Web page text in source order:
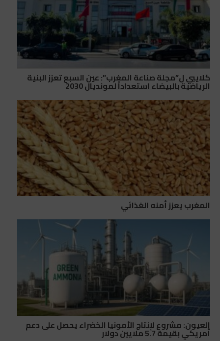
كلايبي ل”مجلة صناعة المغرب”: عين السبع تعزز البنية
الرياضية بالبيضاء استعداداً لمونديال 2030
المغرب يعزز أمنه الغذائي
العيون: مشروع لإنتاج الأمونيا الخضراء يحصل على دعم
أمريكي بقيمة 5.7 ملايين دولار